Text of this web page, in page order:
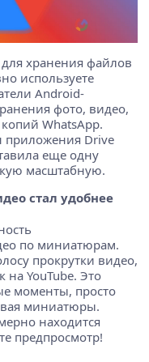
хранения файлов
используете
Android-
фото, видео,
WhatsApp.
приложения Drive
еще одну
масштабную.
стал удобнее
по миниатюрам.
прокрутки видео,
YouTube. Это
моменты, просто
миниатюры.
находится
предпросмотр!